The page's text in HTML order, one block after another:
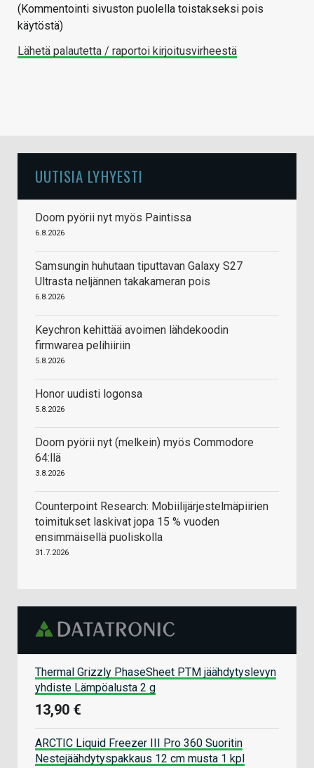
(Kommentointi sivuston puolella toistakseksi pois
käytöstä)
Lähetä palautetta / raportoi kirjoitusvirheestä
UUTISIA LYHYESTI
Doom pyörii nyt myös Paintissa
6.8.2026
Samsungin huhutaan tiputtavan Galaxy S27
Ultrasta neljännen takakameran pois
6.8.2026
Keychron kehittää avoimen lähdekoodin
firmwarea pelihiiriin
5.8.2026
Honor uudisti logonsa
5.8.2026
Doom pyörii nyt (melkein) myös Commodore
64:llä
3.8.2026
Counterpoint Research: Mobiilijärjestelmäpiirien
toimitukset laskivat jopa 15 % vuoden
ensimmäisellä puoliskolla
31.7.2026
Thermal Grizzly PhaseSheet PTM jäähdytyslevyn
yhdiste Lämpöalusta 2 g
13,90 €
ARCTIC Liquid Freezer III Pro 360 Suoritin
Nestejäähdytyspakkaus 12 cm musta 1 kpl